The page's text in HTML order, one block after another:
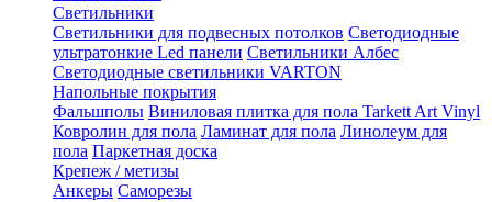
Светильники
Светильники для подвесных потолков Светодиодные
ультратонкие Led панели Светильники Албес
Светодиодные светильники VARTON
Напольные покрытия
Фальшполы Виниловая плитка для пола Tarkett Art Vinyl
Ковролин для пола Ламинат для пола Линолеум для
пола Паркетная доска
Крепеж / метизы
Анкеры Саморезы